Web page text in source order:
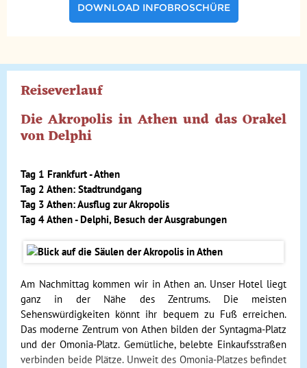
Mahlzeiten
Individuelle An- & Abreise
Anforderungsprofil
DOWNLOAD INFOBROSCHÜRE
Reiseverlauf
Die Akropolis in Athen und das Orakel
von Delphi
Tag 1 Frankfurt - Athen
Tag 2 Athen: Stadtrundgang
Tag 3 Athen: Ausflug zur Akropolis
Tag 4 Athen - Delphi, Besuch der Ausgrabungen
Am Nachmittag kommen wir in Athen an. Unser Hotel liegt
ganz in der Nähe des Zentrums. Die meisten
Sehenswürdigkeiten könnt ihr bequem zu Fuß erreichen.
Das moderne Zentrum von Athen bilden der Syntagma-Platz
und der Omonia-Platz. Gemütliche, belebte Einkaufsstraßen
verbinden beide Plätze. Unweit des Omonia-Platzes befindet